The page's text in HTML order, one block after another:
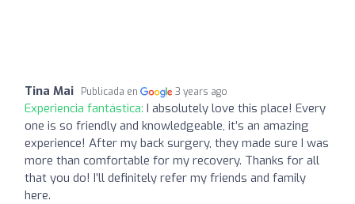
Tina Mai Publicada en 3 years ago
Experiencia fantástica: I absolutely love this place! Every
one is so friendly and knowledgeable, it’s an amazing
experience! After my back surgery, they made sure I was
more than comfortable for my recovery. Thanks for all
that you do! I’ll definitely refer my friends and family
here.